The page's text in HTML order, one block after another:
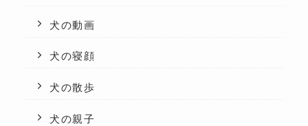
犬の動画
犬の寝顔
犬の散歩
犬の親子